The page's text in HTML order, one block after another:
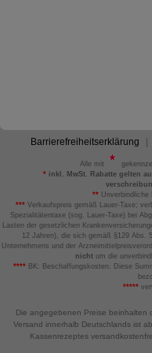
Barrierefreiheitserklärung
Alle mit
* inkl. MwSt. Rabatte gelten
**Unverbindliche
***Verkaufspreis gemäß Lauer-Taxe;
Spezialitätentaxe (sog. Lauer-Taxe) bei
Lasten der gesetzlichen
12 Jahren), die sich gemäß §129 Abs.
Unternehmens und der
nichtum die
**** BK: Beschaffungskosten. Diese
*****
Die angegebenen Preise beinhalten
Versand innerhalb Deutschlands ist
Kassenrezeptes